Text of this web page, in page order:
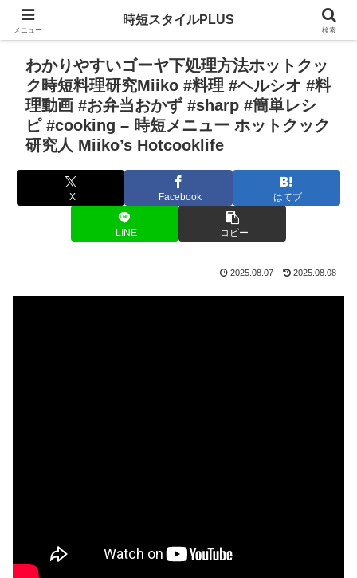
わかりやすいゴーヤ下処理方法ホットクッ
ク時短料理研究Miiko #料理 #ヘルシオ #料
理動画 #お弁当おかず #sharp #簡単レシ
ピ #cooking – 時短メニュー ホットクック
研究人 Miiko’s Hotcooklife
X Facebook はてブ
LINE コピー
2025.08.07 2025.08.08
メニュー
時短スタイルPLUS
検索